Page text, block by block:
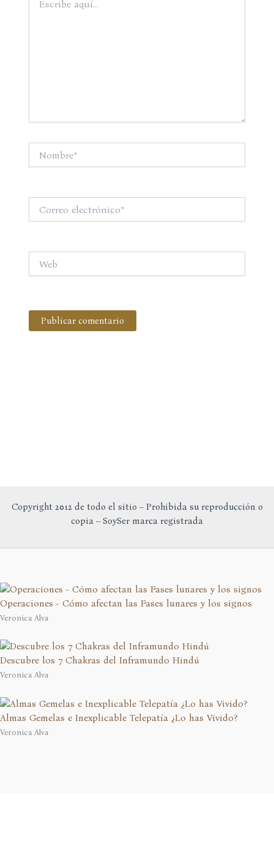
aquí...
electrónico*
Copyright 2012 de todo el sitio – Prohibida su reproducción o
copia – SoySer marca registrada
Operaciones - Cómo afectan las Fases lunares y los signos
Veronica Alva
Descubre los 7 Chakras del Inframundo Hindú
Veronica Alva
Almas Gemelas e Inexplicable Telepatía ¿Lo has Vivido?
Veronica Alva